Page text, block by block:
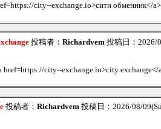
city--exchange.io>сити обменник</a>
投稿者： Richardvem 投稿日：2026/
href=https://city--exchange.io>city exchange</
投稿者： Richardvem 投稿日：2026/08/